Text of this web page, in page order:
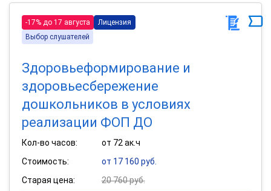
-17% до 17 августа
Лицензия
Выбор слушателей
Здоровьеформирование и
здоровьесбережение
дошкольников в условиях
реализации ФОП ДО
Кол-во часов:
от 72 ак.ч
Стоимость:
от 17 160 руб.
Старая цена:
20 760 руб.